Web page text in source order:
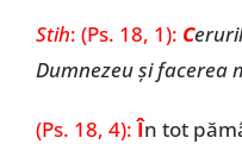
Stih: (Ps. 18, 1): C
Dumnezeu și facerea
(Ps. 18, 4):În tot